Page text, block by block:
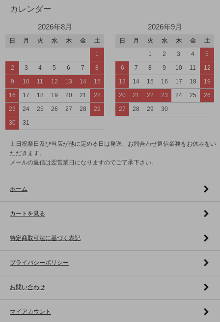
カレンダー
2026年8月
日 月 火 水 木 金
土
1
2
3 4 5 6 7
8
9
10 11 12 13 14
15
16
17 18 19 20 21
22
23
24 25 26 27 28
29
30
31
2026年9月
日 月 火 水 木 金
土
1
2 3 4
5
6
7 8 9 10 11
12
13
14 15 16 17 18
19
20
21 22 23 24 25
26
27
28 29 30
土日祝祭日及び当店が他に定める日は発送、お問合わせ返信業務をお休みをい
ただきます。
メールの返信は翌営業日になりますのでご了承下さい。
ホーム
カートを見る
特定商取引法に基づく表記
プライバシーポリシー
お問い合わせ
マイアカウント